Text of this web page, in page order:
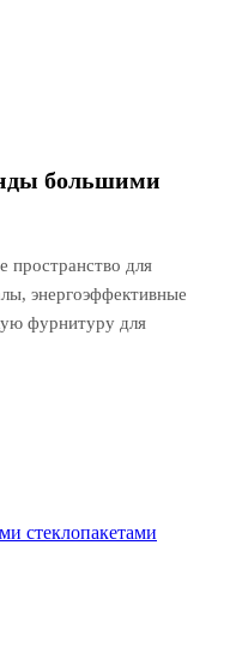
большими
пространство для
энергоэффективные
фурнитуру для